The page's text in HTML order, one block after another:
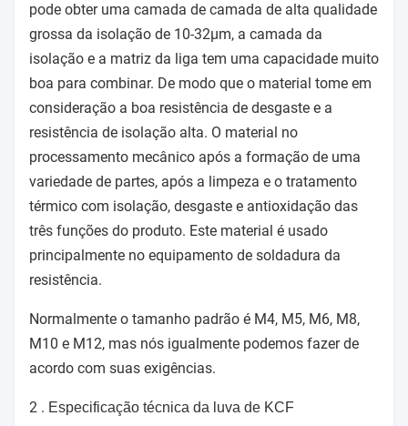
pode obter uma camada de camada de alta qualidade
grossa da isolação de 10-32μm, a camada da
isolação e a matriz da liga tem uma capacidade muito
boa para combinar. De modo que o material tome em
consideração a boa resistência de desgaste e a
resistência de isolação alta. O material no
processamento mecânico após a formação de uma
variedade de partes, após a limpeza e o tratamento
térmico com isolação, desgaste e antioxidação das
três funções do produto. Este material é usado
principalmente no equipamento de soldadura da
resistência.
Normalmente o tamanho padrão é M4, M5, M6, M8,
M10 e M12, mas nós igualmente podemos fazer de
acordo com suas exigências.
2 . Especificação técnica da luva de KCF